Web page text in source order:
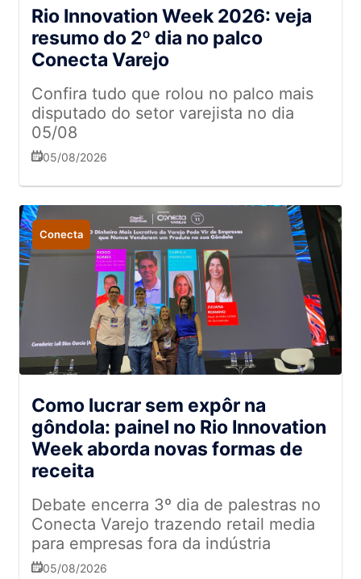
Rio Innovation Week 2026: veja
resumo do 2º dia no palco
Conecta Varejo
Confira tudo que rolou no palco mais
disputado do setor varejista no dia
05/08
05/08/2026
Conecta
Como lucrar sem expôr na
gôndola: painel no Rio Innovation
Week aborda novas formas de
receita
Debate encerra 3º dia de palestras no
Conecta Varejo trazendo retail media
para empresas fora da indústria
05/08/2026